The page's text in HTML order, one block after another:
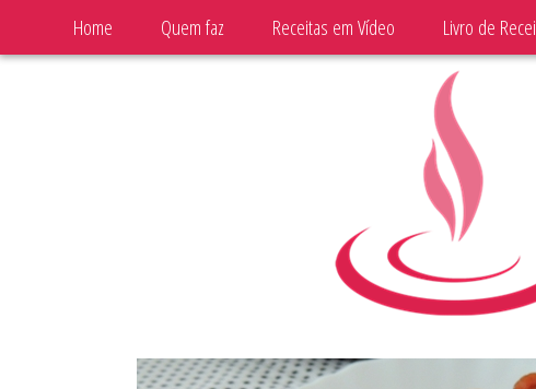
Home Quem faz Receitas em Vídeo Livro de